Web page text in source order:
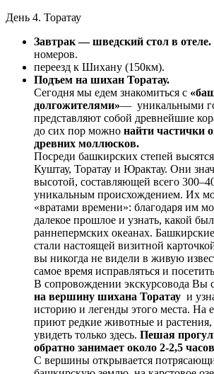
День 4. Торатау
Завтрак — шведский стол в отеле.
номеров.
переезд к Шихану (150км).
Подъем на шихан Торатау.
Сегодня мы едем знакомиться с
долгожителями»— уникальными
представляют собой древнейшие
до сих пор можно найти частички
древних моллюсков.
Посреди башкирских степей
Куштау, Торатау и Юрактау. Они
высотой, составляющей всего
уникальным происхождением. Их
«вратами времени»: благодаря им
далекое прошлое и узнать, какой
раннепермских океанах.
стали настоящей визитной
вы никогда не видели в живую
самое время исправляться и
В сопровождении экскурсовода Вы
на вершину шихана Торатау и
историю и легенды этого места. На
приют редкие животные и
увидеть только здесь. Пешая
обратно занимает около 2-2,5
С вершины открывается